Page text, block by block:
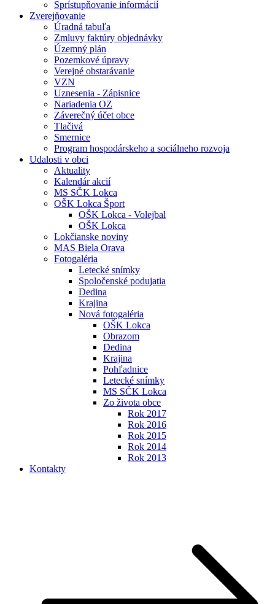
Sprístupňovanie informácií
Zverejňovanie
Úradná tabuľa
Zmluvy faktúry objednávky
Územný plán
Pozemkové úpravy
Verejné obstarávanie
VZN
Uznesenia - Zápisnice
Nariadenia OZ
Záverečný účet obce
Tlačivá
Smernice
Program hospodárskeho a sociálneho rozvoja
Udalosti v obci
Aktuality
Kalendár akcií
MS SČK Lokca
OŠK Lokca Šport
OŠK Lokca - Volejbal
OŠK Lokca
Lokčianske noviny
MAS Biela Orava
Fotogaléria
Letecké snímky
Spoločenské podujatia
Dedina
Krajina
Nová fotogaléria
OŠK Lokca
Obrazom
Dedina
Krajina
Pohľadnice
Letecké snímky
MS SČK Lokca
Zo života obce
Rok 2017
Rok 2016
Rok 2015
Rok 2014
Rok 2013
Kontakty